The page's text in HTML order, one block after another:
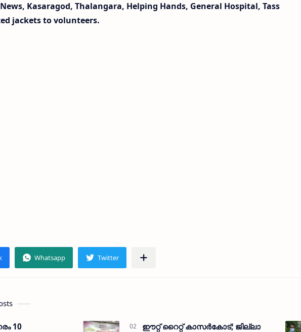
Kasaragod, Thalangara, Helping Hands, General Hospital, Tass
jackets to volunteers.
10
ഈറ്റ് റൈറ്റ് കാസര്‍കോട്; ജില്ലാ